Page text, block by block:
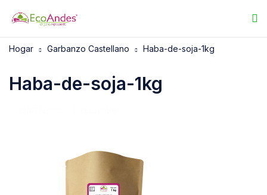
Hogar Garbanzo Castellano Haba-de-soja-1kg
Haba-de-soja-1kg